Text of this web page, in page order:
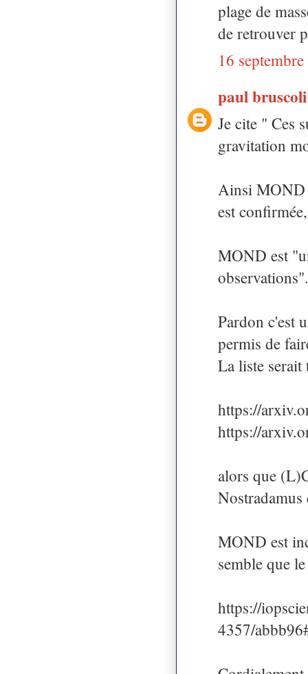
plage de
de retrouver
16
paul
Je cite " Ces
gravitation
Ainsi MOND
est
MOND est
observations".
Pardon c'est
permis de
La liste
https://
https://
alors que
MOND est
semble que
https://
4357/